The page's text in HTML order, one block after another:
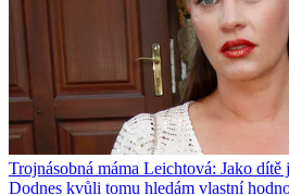
Trojnásobná máma Leichtová: Jako
Dodnes kvůli tomu hledám vlastní